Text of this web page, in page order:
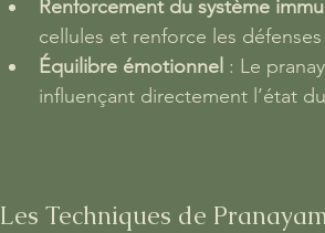
Renforcement du système
cellules et renforce les
Équilibre émotionnel : Le
influençant directement l’état
Les Techniques de